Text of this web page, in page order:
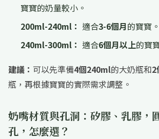
寶寶的奶量較小。
200ml-240ml： 適合3-6個月的寶寶。
240ml-300ml： 適合6個月以上的寶
建議： 可以先準備4個240ml的大奶瓶和
瓶，再根據寶寶的實際需求調整。
奶嘴材質與孔洞：矽膠、乳膠，
孔，怎麼選？